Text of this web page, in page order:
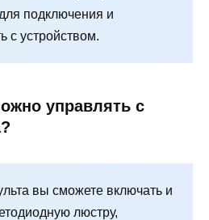
подключения и
с устройством.
управлять с
вы сможете включать и
люстру,